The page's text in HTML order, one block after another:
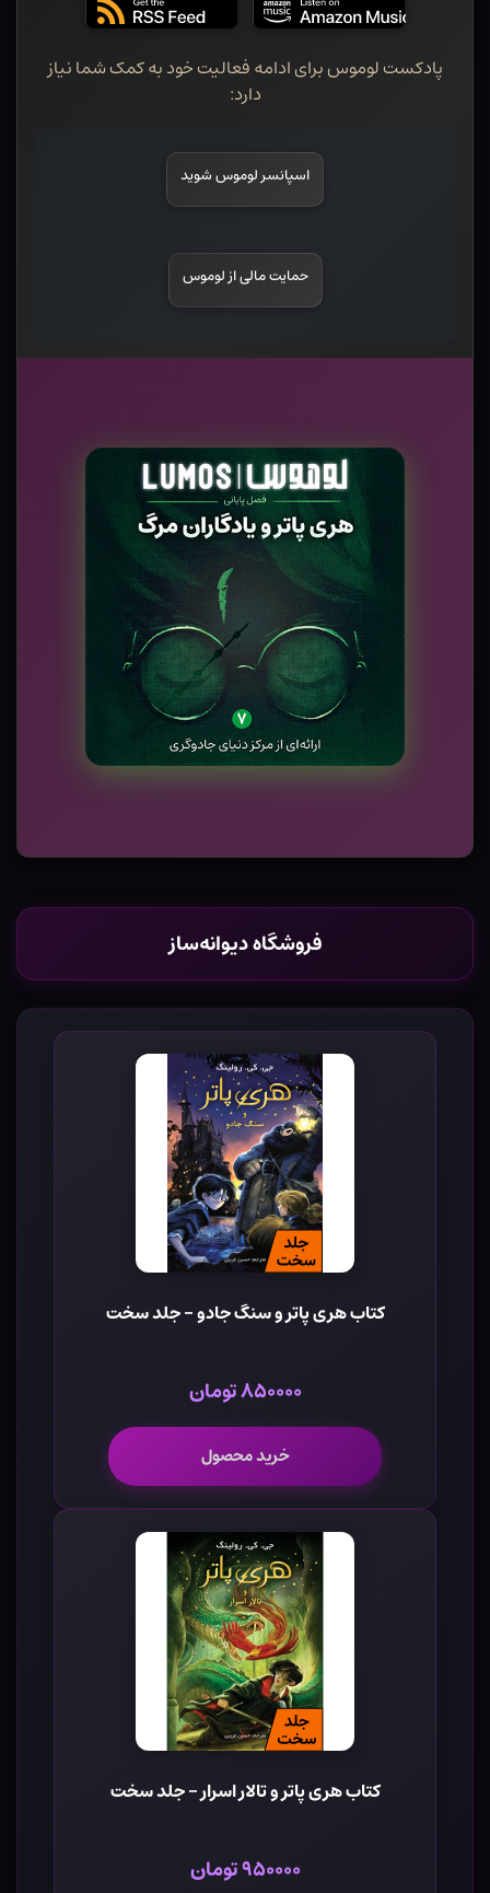
پادکست لوموس برای ادامه فعالیت خود به کمک شما نیاز
دارد:
اسپانسر لوموس شوید
حمایت مالی از لوموس
فروشگاه دیوانه‌ساز
کتاب هری پاتر و سنگ جادو - جلد سخت
۸۵۰۰۰۰ تومان
خرید محصول
کتاب هری پاتر و تالار اسرار - جلد سخت
۹۵۰۰۰۰ تومان